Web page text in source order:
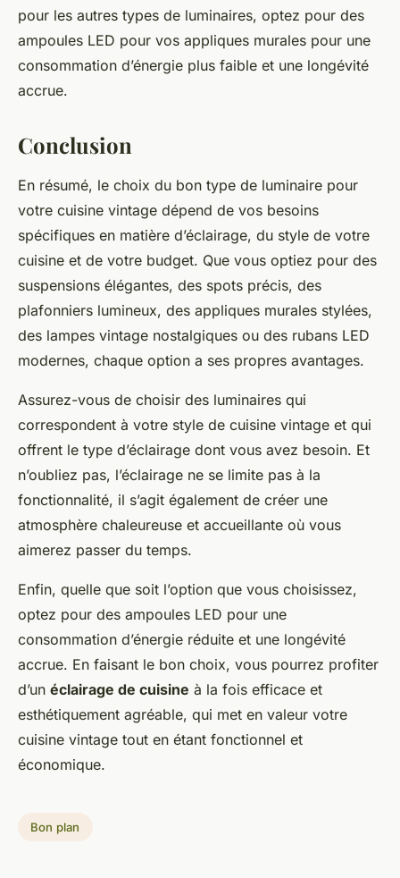
pour les autres types de luminaires, optez pour des
ampoules LED pour vos appliques murales pour une
consommation d’énergie plus faible et une longévité
accrue.
Conclusion
En résumé, le choix du bon type de luminaire pour
votre cuisine vintage dépend de vos besoins
spécifiques en matière d’éclairage, du style de votre
cuisine et de votre budget. Que vous optiez pour des
suspensions élégantes, des spots précis, des
plafonniers lumineux, des appliques murales stylées,
des lampes vintage nostalgiques ou des rubans LED
modernes, chaque option a ses propres avantages.
Assurez-vous de choisir des luminaires qui
correspondent à votre style de cuisine vintage et qui
offrent le type d’éclairage dont vous avez besoin. Et
n’oubliez pas, l’éclairage ne se limite pas à la
fonctionnalité, il s’agit également de créer une
atmosphère chaleureuse et accueillante où vous
aimerez passer du temps.
Enfin, quelle que soit l’option que vous choisissez,
optez pour des ampoules LED pour une
consommation d’énergie réduite et une longévité
accrue. En faisant le bon choix, vous pourrez profiter
d’un éclairage de cuisine à la fois efficace et
esthétiquement agréable, qui met en valeur votre
cuisine vintage tout en étant fonctionnel et
économique.
Bon plan